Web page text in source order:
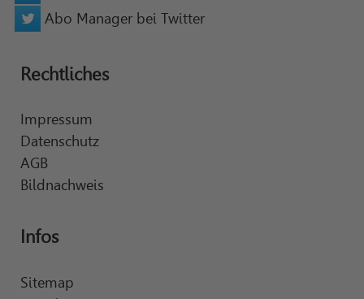
Abo Manager bei Twitter
Rechtliches
Impressum
Datenschutz
AGB
Bildnachweis
Infos
Sitemap